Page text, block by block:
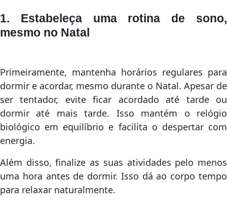
1. Estabeleça uma rotina de sono,
mesmo no Natal
Primeiramente, mantenha horários regulares para
dormir e acordar, mesmo durante o Natal. Apesar de
ser tentador, evite ficar acordado até tarde ou
dormir até mais tarde. Isso mantém o relógio
biológico em equilíbrio e facilita o despertar com
energia.
Além disso, finalize as suas atividades pelo menos
uma hora antes de dormir. Isso dá ao corpo tempo
para relaxar naturalmente.